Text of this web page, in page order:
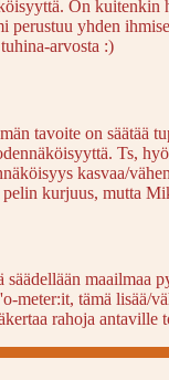
On kuitenkin
perustuu yhden
arvosta :)
tavoite on säätää
Ts,
kasvaa/
pelin kurjuus, mutta
säädellään maailmaa
meter:it, tämä lisää/
rahoja antaville